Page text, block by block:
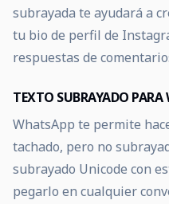
subrayada te ayudará a
tu bio de perfil de
respuestas de
TEXTO SUBRAYADO PARA
WhatsApp te permite
tachado, pero no
subrayado Unicode con
pegarlo en cualquier